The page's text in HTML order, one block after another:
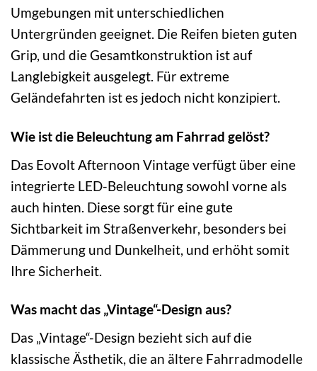
Umgebungen mit unterschiedlichen
Untergründen geeignet. Die Reifen bieten guten
Grip, und die Gesamtkonstruktion ist auf
Langlebigkeit ausgelegt. Für extreme
Geländefahrten ist es jedoch nicht konzipiert.
Wie ist die Beleuchtung am Fahrrad gelöst?
Das Eovolt Afternoon Vintage verfügt über eine
integrierte LED-Beleuchtung sowohl vorne als
auch hinten. Diese sorgt für eine gute
Sichtbarkeit im Straßenverkehr, besonders bei
Dämmerung und Dunkelheit, und erhöht somit
Ihre Sicherheit.
Was macht das „Vintage“-Design aus?
Das „Vintage“-Design bezieht sich auf die
klassische Ästhetik, die an ältere Fahrradmodelle